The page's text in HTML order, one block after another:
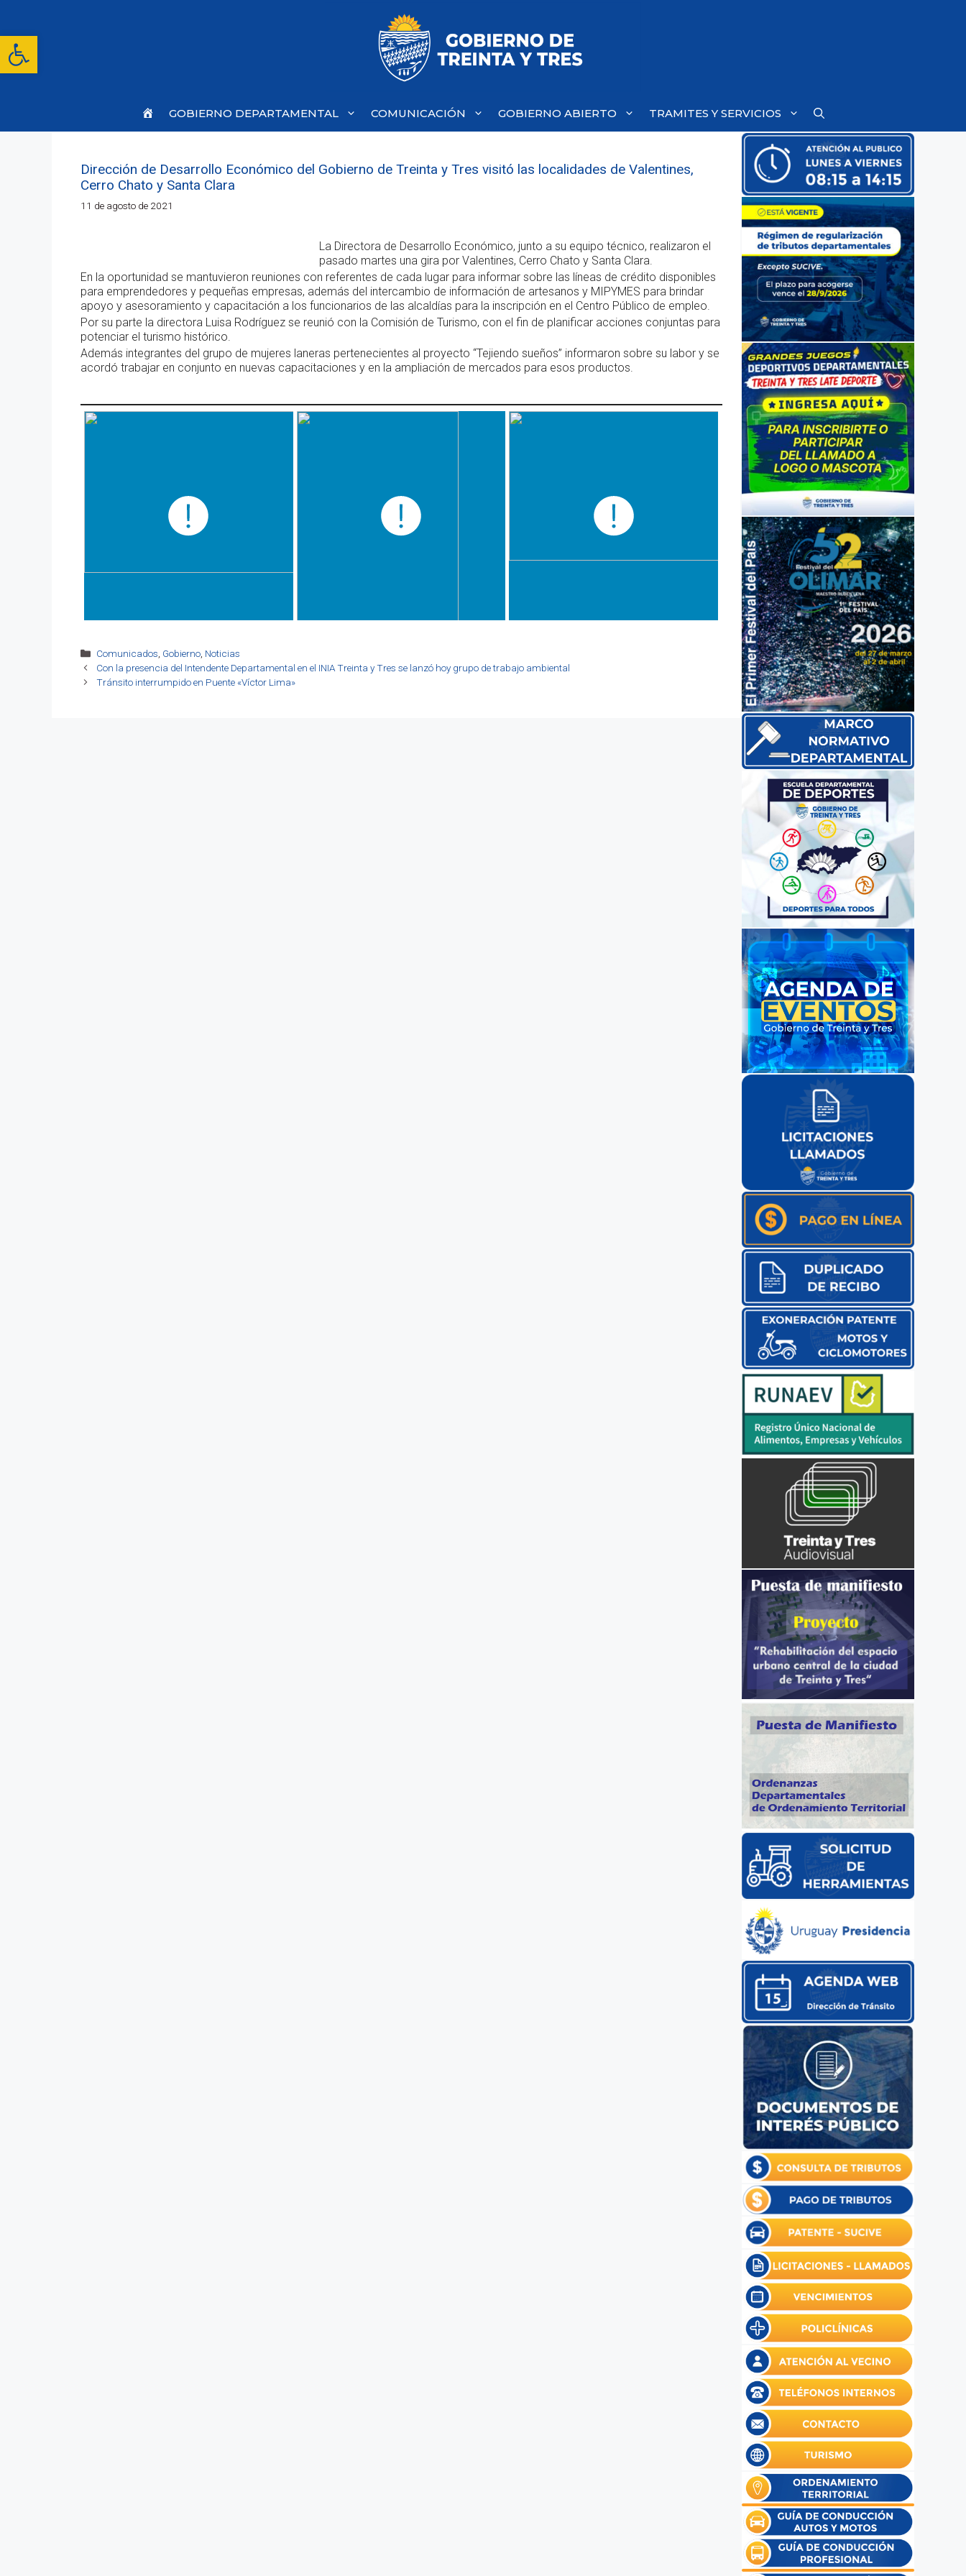
Abrir barra de herramientas
contenido
Inicio
GOBIERNO DEPARTAMENTAL COMUNICACIÓN GOBIERNO ABIERTO TRAMITES Y SERVICIOS
Dirección de Desarrollo Económico del Gobierno de Treinta y Tres visitó las localidades de Valentines,
Cerro Chato y Santa Clara
11 de agosto de 2021
La Directora de Desarrollo Económico, junto a su equipo técnico, realizaron el
pasado martes una gira por Valentines, Cerro Chato y Santa Clara.
En la oportunidad se mantuvieron reuniones con referentes de cada lugar para informar sobre las líneas de crédito disponibles
para emprendedores y pequeñas empresas, además del intercambio de información de artesanos y MIPYMES para brindar
apoyo y asesoramiento y capacitación a los funcionarios de las alcaldías para la inscripción en el Centro Público de empleo.
Por su parte la directora Luisa Rodríguez se reunió con la Comisión de Turismo, con el fin de planificar acciones conjuntas para
potenciar el turismo histórico.
Además integrantes del grupo de mujeres laneras pertenecientes al proyecto “Tejiendo sueños” informaron sobre su labor y se
acordó trabajar en conjunto en nuevas capacitaciones y en la ampliación de mercados para esos productos.
Categorías
Comunicados, Gobierno, Noticias
Con la presencia del Intendente Departamental en el INIA Treinta y Tres se lanzó hoy grupo de trabajo ambiental
Tránsito interrumpido en Puente «Víctor Lima»